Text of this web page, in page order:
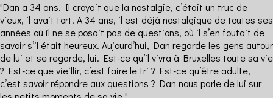
"Dan a 34 ans. Il croyait que la nostalgie, c’était un truc de
vieux, il avait tort. A 34 ans, il est déjà nostalgique de toutes ses
années où il ne se posait pas de questions, où il s’en foutait de
savoir s’il était heureux. Aujourd’hui, Dan regarde les gens autour
de lui et se regarde, lui. Est-ce qu’il vivra à Bruxelles toute sa vie
? Est-ce que vieillir, c’est faire le tri ? Est-ce qu’être adulte,
c’est savoir répondre aux questions ? Dan nous parle de lui sur